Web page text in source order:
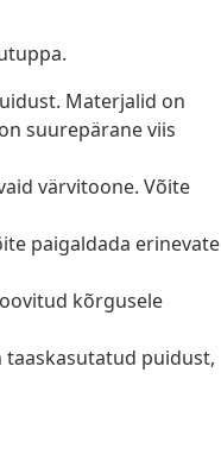
Materjalid on
suurepärane viis
värvitoone. Võite
paigaldada erinevate
kõrgusele
taaskasutatud puidust,